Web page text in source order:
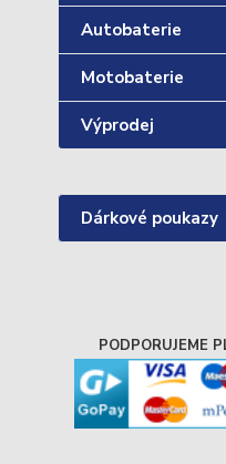
Autobaterie
Motobaterie
Výprodej
Dárkové poukazy
PODPORUJEME